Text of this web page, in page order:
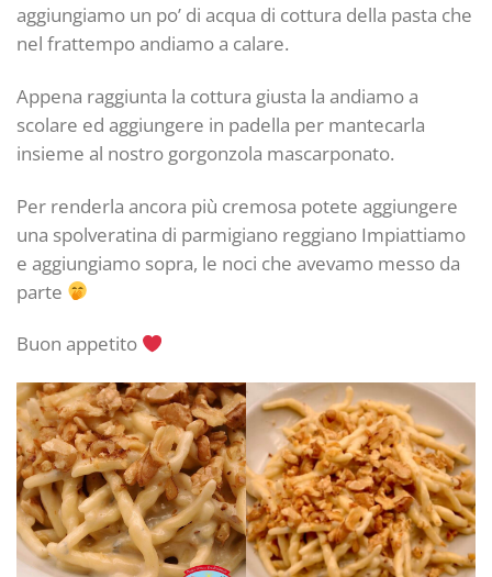
aggiungiamo un po’ di acqua di cottura della pasta che
nel frattempo andiamo a calare.
Appena raggiunta la cottura giusta la andiamo a
scolare ed aggiungere in padella per mantecarla
insieme al nostro gorgonzola mascarponato.
Per renderla ancora più cremosa potete aggiungere
una spolveratina di parmigiano reggiano Impiattiamo
e aggiungiamo sopra, le noci che avevamo messo da
parte
Buon appetito